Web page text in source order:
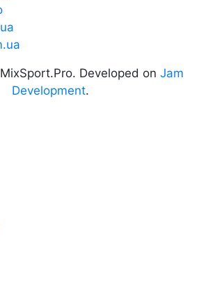
Developed on Jam
Development.